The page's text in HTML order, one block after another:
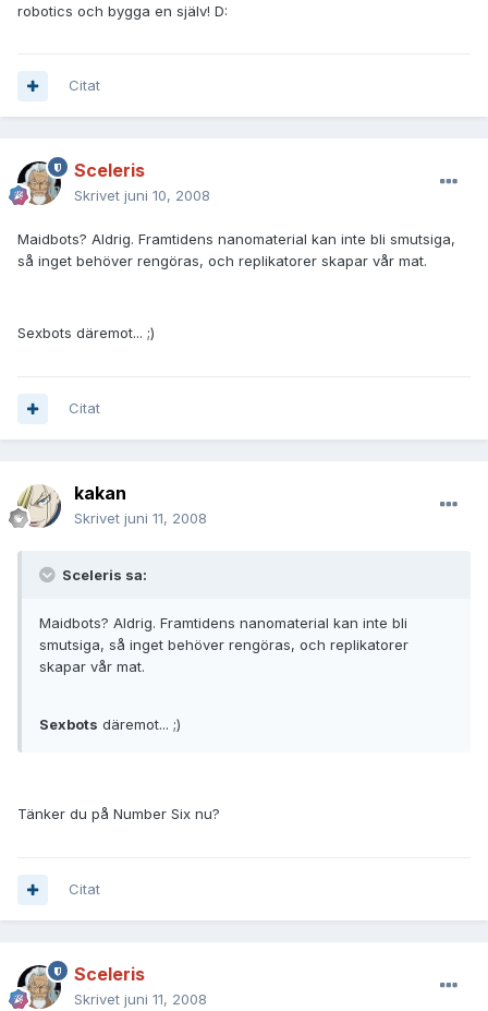
robotics och bygga en själv! D:
Citat
Sceleris
Skrivet juni 10, 2008
Maidbots? Aldrig. Framtidens nanomaterial kan inte bli smutsiga,
så inget behöver rengöras, och replikatorer skapar vår mat.
Sexbots däremot... ;)
Citat
kakan
Skrivet juni 11, 2008
Sceleris sa:
Maidbots? Aldrig. Framtidens nanomaterial kan inte bli
smutsiga, så inget behöver rengöras, och replikatorer
skapar vår mat.
Sexbots däremot... ;)
Tänker du på Number Six nu?
Citat
Sceleris
Skrivet juni 11, 2008